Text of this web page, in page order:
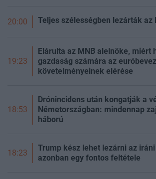
20:00 Teljes szélességben lezárták az
19:23
Elárulta az MNB alelnöke, miért
gazdaság számára az
követelményeinek elérése
18:53
Drónincidens után kongatják a
Németországban: mindennap
háború
18:23
Trump kész lehet lezárni az
azonban egy fontos feltétele